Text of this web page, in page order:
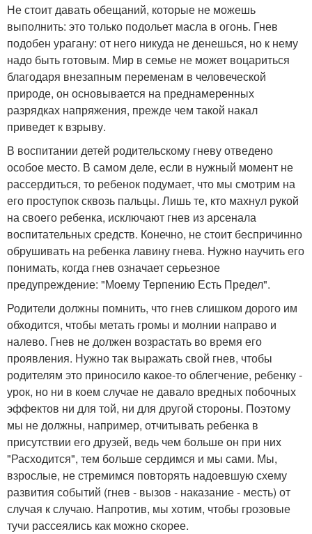
Не стоит давать обещаний, которые не можешь
выполнить: это только подольет масла в огонь. Гнев
подобен урагану: от него никуда не денешься, но к нему
надо быть готовым. Мир в семье не может воцариться
благодаря внезапным переменам в человеческой
природе, он основывается на преднамеренных
разрядках напряжения, прежде чем такой накал
приведет к взрыву.
В воспитании детей родительскому гневу отведено
особое место. В самом деле, если в нужный момент не
рассердиться, то ребенок подумает, что мы смотрим на
его проступок сквозь пальцы. Лишь те, кто махнул рукой
на своего ребенка, исключают гнев из арсенала
воспитательных средств. Конечно, не стоит беспричинно
обрушивать на ребенка лавину гнева. Нужно научить его
понимать, когда гнев означает серьезное
предупреждение: "Моему Терпению Есть Предел".
Родители должны помнить, что гнев слишком дорого им
обходится, чтобы метать громы и молнии направо и
налево. Гнев не должен возрастать во время его
проявления. Нужно так выражать свой гнев, чтобы
родителям это приносило какое-то облегчение, ребенку -
урок, но ни в коем случае не давало вредных побочных
эффектов ни для той, ни для другой стороны. Поэтому
мы не должны, например, отчитывать ребенка в
присутствии его друзей, ведь чем больше он при них
"Расходится", тем больше сердимся и мы сами. Мы,
взрослые, не стремимся повторять надоевшую схему
развития событий (гнев - вызов - наказание - месть) от
случая к случаю. Напротив, мы хотим, чтобы грозовые
тучи рассеялись как можно скорее.